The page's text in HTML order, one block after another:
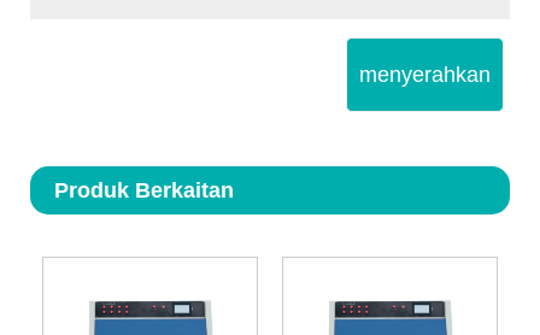
menyerahkan
Produk Berkaitan